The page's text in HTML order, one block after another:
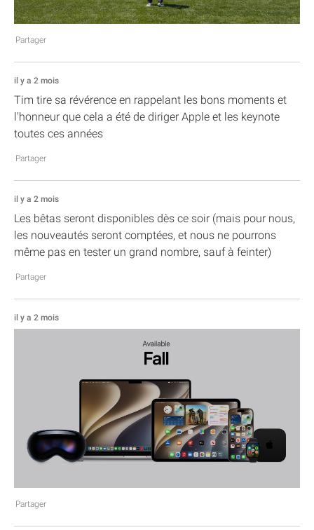
Partager
il y a 2 mois
Tim tire sa révérence en rappelant les bons moments et
l'honneur que cela a été de diriger Apple et les keynote
toutes ces années
Partager
il y a 2 mois
Les bêtas seront disponibles dès ce soir (mais pour nous,
les nouveautés seront comptées, et nous ne pourrons
même pas en tester un grand nombre, sauf à feinter)
Partager
il y a 2 mois
Partager